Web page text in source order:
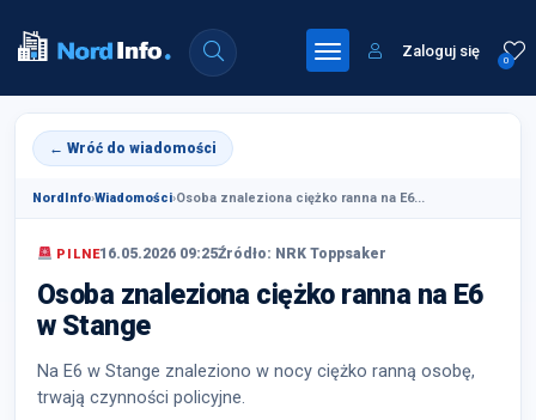
0
Zaloguj się
← Wróć do wiadomości
NordInfo›Wiadomości›Osoba znaleziona ciężko ranna na E6...
PILNE16.05.2026 09:25Źródło: NRK Toppsaker
Osoba znaleziona ciężko ranna na E6
w Stange
Na E6 w Stange znaleziono w nocy ciężko ranną osobę,
trwają czynności policyjne.